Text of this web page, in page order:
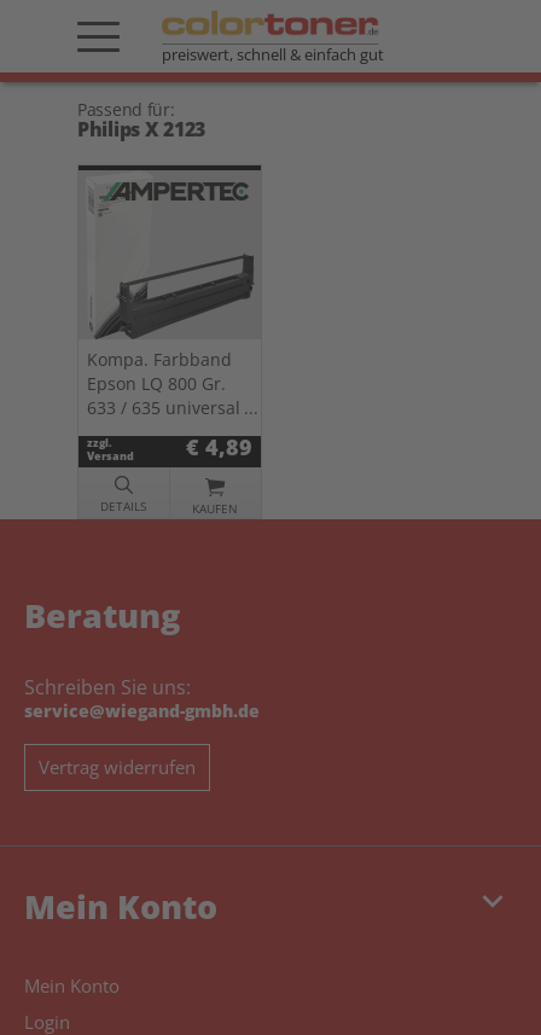
preiswert, schnell & einfach gut
Passend für:
Philips X 2123
Kompa. Farbband
Epson LQ 800 Gr.
633 / 635 universal
Nylon HD schwarz
0633.01
zzgl.
Versand
€ 4,89
DETAILS KAUFEN
Beratung
Schreiben Sie uns:
service@wiegand-gmbh.de
Vertrag widerrufen
keyboard_arrow_down
Mein Konto
Mein Konto
Login